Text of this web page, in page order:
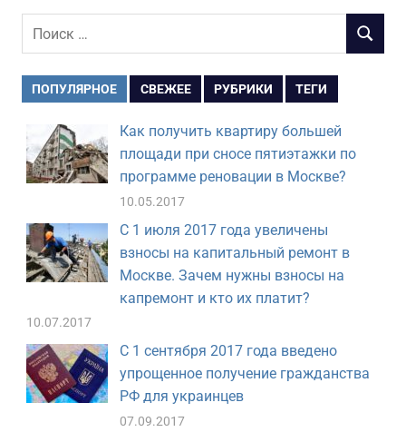
Поиск
ПОИСК
ПОПУЛЯРНОЕ СВЕЖЕЕ РУБРИКИ ТЕГИ
Как получить квартиру большей
площади при сносе пятиэтажки по
программе реновации в Москве?
10.05.2017
С 1 июля 2017 года увеличены
взносы на капитальный ремонт в
Москве. Зачем нужны взносы на
капремонт и кто их платит?
10.07.2017
С 1 сентября 2017 года введено
упрощенное получение гражданства
РФ для украинцев
07.09.2017